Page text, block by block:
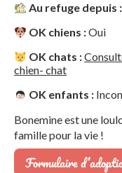
Au refuge depuis :
OK chiens :Oui
OK chats :
chien- chat
OK enfants :
Bonemine est une
famille pour la vie !
Formulaire